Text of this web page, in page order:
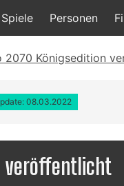
Spiele Personen
2070 Königsedition
08.03.2022
veröffentlicht